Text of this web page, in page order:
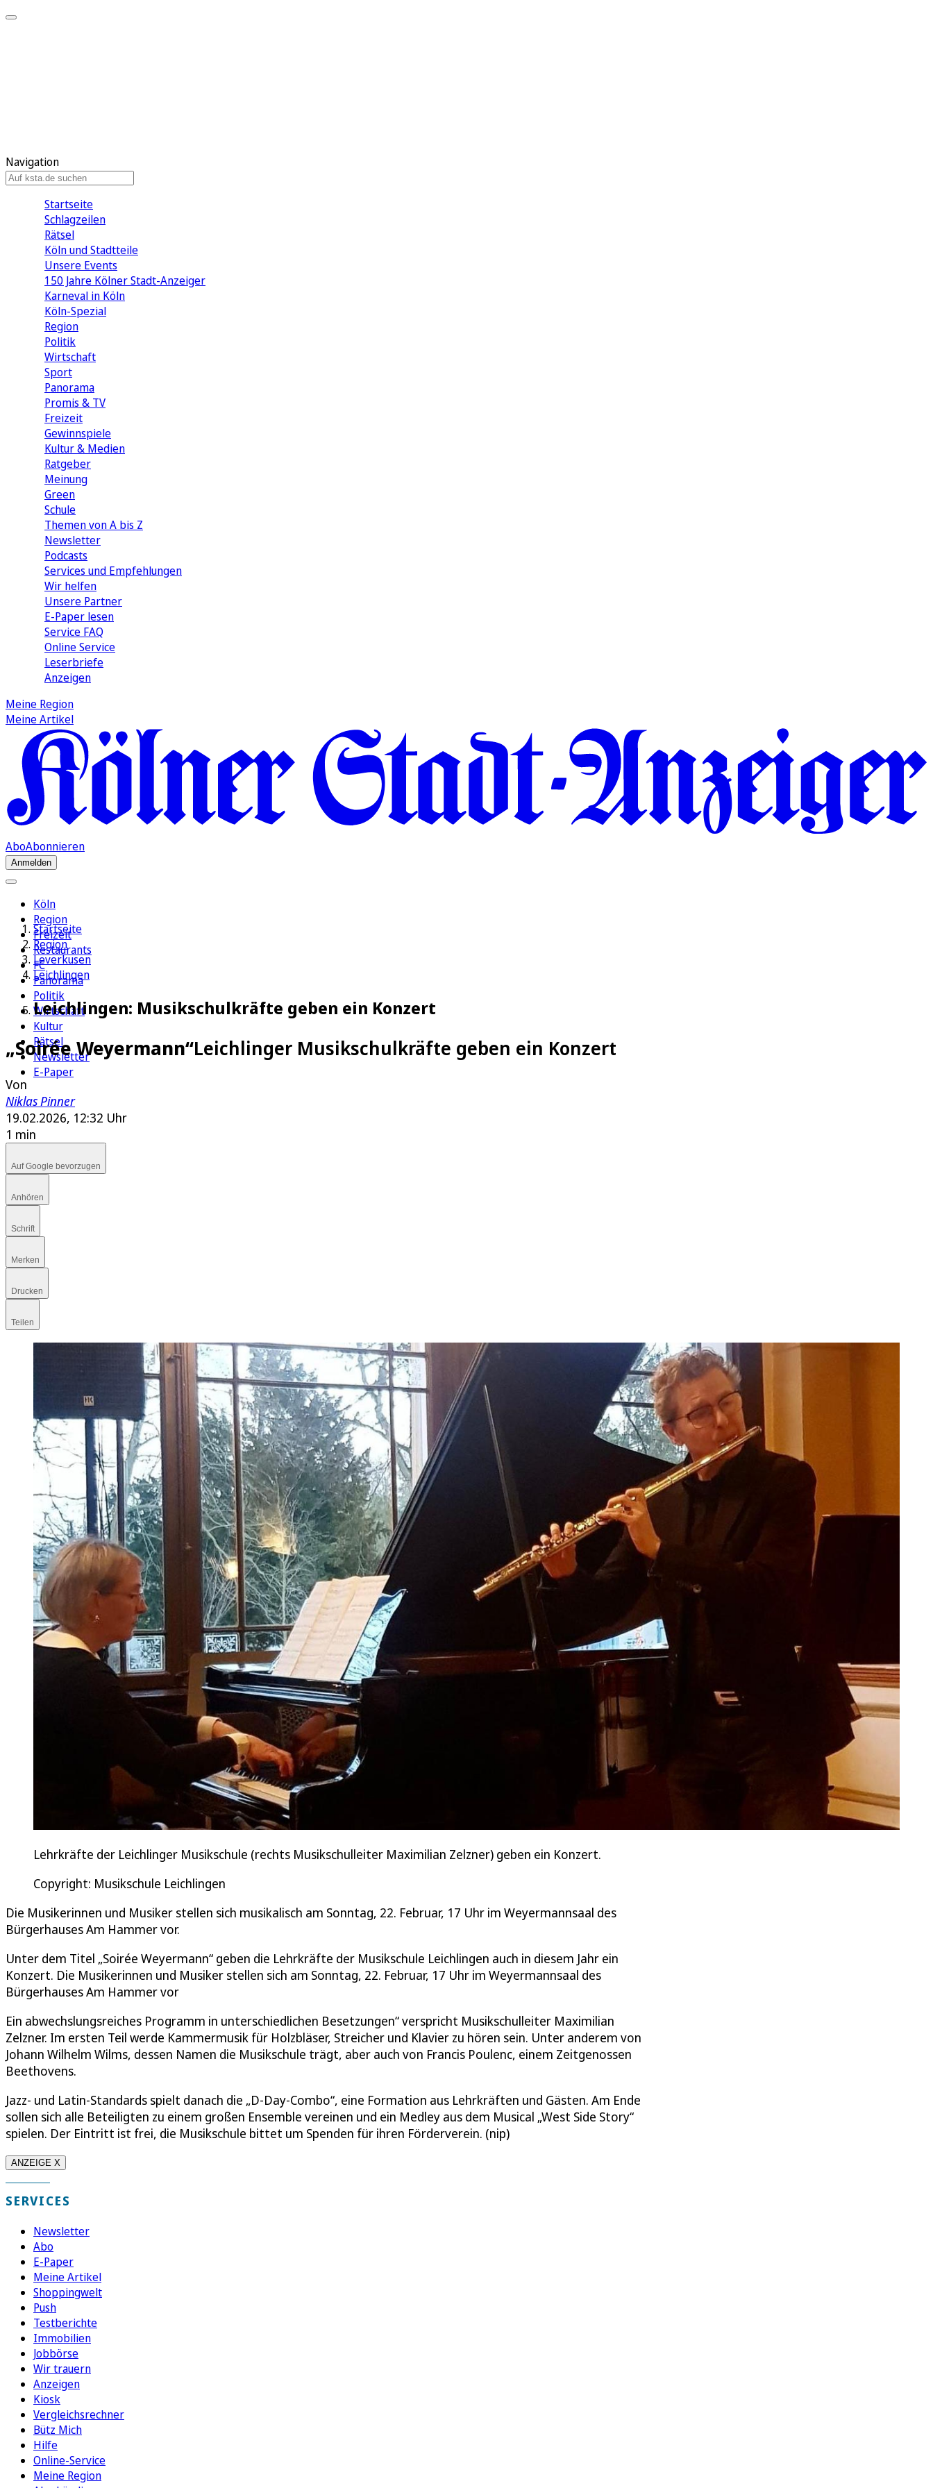
Navigation
Startseite
Schlagzeilen
Rätsel
Köln und Stadtteile
Unsere Events
150 Jahre Kölner Stadt-Anzeiger
Karneval in Köln
Köln-Spezial
Region
Politik
Wirtschaft
Sport
Panorama
Promis & TV
Freizeit
Gewinnspiele
Kultur & Medien
Ratgeber
Meinung
Green
Schule
Themen von A bis Z
Newsletter
Podcasts
Services und Empfehlungen
Wir helfen
Unsere Partner
E-Paper lesen
Service FAQ
Online Service
Leserbriefe
Anzeigen
Meine Region
Meine Artikel
AboAbonnieren
Anmelden
Köln
Region
Freizeit
Restaurants
FC
Panorama
Politik
Wirtschaft
Kultur
Rätsel
Newsletter
E-Paper
Startseite
Region
Leverkusen
Leichlingen
Leichlingen: Musikschulkräfte geben ein Konzert
„Soirée Weyermann“Leichlinger Musikschulkräfte geben ein Konzert
Von
Niklas Pinner
19.02.2026, 12:32 Uhr
1 min
Auf Google bevorzugen
Anhören
Schrift
Merken
Drucken
Teilen
Lehrkräfte der Leichlinger Musikschule (rechts Musikschulleiter Maximilian Zelzner) geben ein Konzert.
Copyright: Musikschule Leichlingen
Die Musikerinnen und Musiker stellen sich musikalisch am Sonntag, 22. Februar, 17 Uhr im Weyermannsaal des
Bürgerhauses Am Hammer vor.
Unter dem Titel „Soirée Weyermann“ geben die Lehrkräfte der Musikschule Leichlingen auch in diesem Jahr ein
Konzert. Die Musikerinnen und Musiker stellen sich am Sonntag, 22. Februar, 17 Uhr im Weyermannsaal des
Bürgerhauses Am Hammer vor
Ein abwechslungsreiches Programm in unterschiedlichen Besetzungen“ verspricht Musikschulleiter Maximilian
Zelzner. Im ersten Teil werde Kammermusik für Holzbläser, Streicher und Klavier zu hören sein. Unter anderem von
Johann Wilhelm Wilms, dessen Namen die Musikschule trägt, aber auch von Francis Poulenc, einem Zeitgenossen
Beethovens.
Jazz- und Latin-Standards spielt danach die „D-Day-Combo“, eine Formation aus Lehrkräften und Gästen. Am Ende
sollen sich alle Beteiligten zu einem großen Ensemble vereinen und ein Medley aus dem Musical „West Side Story“
spielen. Der Eintritt ist frei, die Musikschule bittet um Spenden für ihren Förderverein. (nip)
ANZEIGE X
SERVICES
Newsletter
Abo
E-Paper
Meine Artikel
Shoppingwelt
Push
Testberichte
Immobilien
Jobbörse
Wir trauern
Anzeigen
Kiosk
Vergleichsrechner
Bütz Mich
Hilfe
Online-Service
Meine Region